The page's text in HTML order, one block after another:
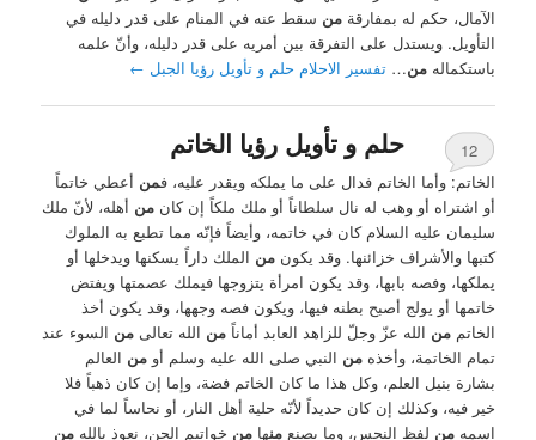
الآمال، حكم له بمفارقةمن سقط عنه في المنام على قدر دليله في
التأويل. ويستدل على التفرقة بين أمريه على قدر دليله، وأنّ علمه
باستكمالهمن…تفسير الاحلام حلم و تأويل رؤيا الجبل ←
حلم و تأويل رؤيا الخاتم
12
الخاتم: وأما الخاتم فدال على ما يملكه ويقدر عليه، فمن أعطي خاتماً
أو اشتراه أو وهب له نال سلطاناً أو ملك ملكاً إن كانمن أهله، لأنّ ملك
سليمان عليه السلام كان في خاتمه، وأيضاً فإنّه مما تطبع به الملوك
كتبها والأشراف خزائنها. وقد يكونمن الملك داراً يسكنها ويدخلها أو
يملكها، وفصه بابها، وقد يكون امرأة يتزوجها فيملك عصمتها ويفتض
خاتمها أو يولج أصبح بطنه فيها، ويكون فصه وجهها، وقد يكون أخذ
الخاتممن الله عزّ وجلّ للزاهد العابد أماناًمن الله تعالىمن السوء عند
تمام الخاتمة، وأخذهمن النبي صلى الله عليه وسلم أومن العالم
بشارة بنيل العلم، وكل هذا ما كان الخاتم فضة، وإما إن كان ذهباً فلا
خير فيه، وكذلك إن كان حديداً لأنّه حلية أهل النار، أو نحاساً لما في
اسمهمن لفظ النحس، وما يصنعمنهامن خواتيم الجن، نعوذ باللهمن